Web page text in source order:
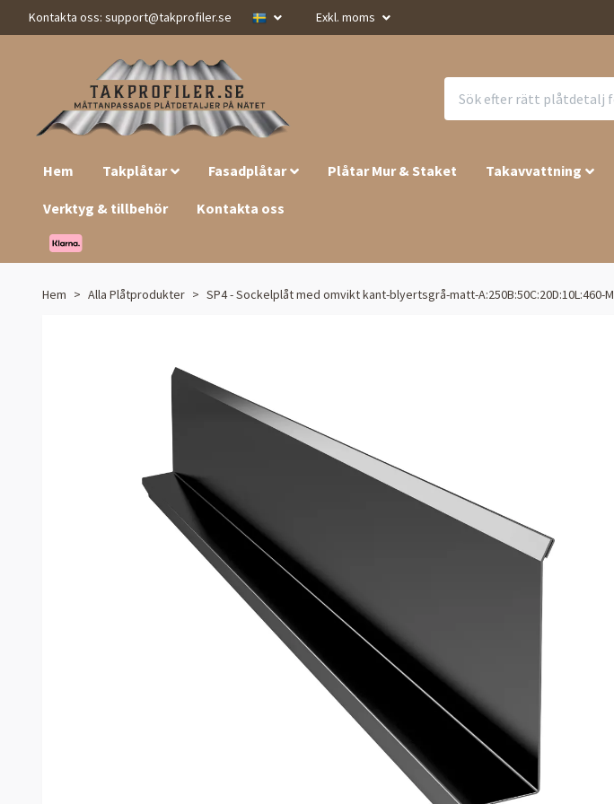
Kontakta oss: support@takprofiler.se Exkl. moms
Hem Takplåtar Fasadplåtar Plåtar Mur & Staket Takavvattning
Verktyg & tillbehör Kontakta oss
Hem Alla Plåtprodukter SP4 - Sockelplåt med omvikt kant-blyertsgrå-matt-A:250B:50C:20D:10L:460-M